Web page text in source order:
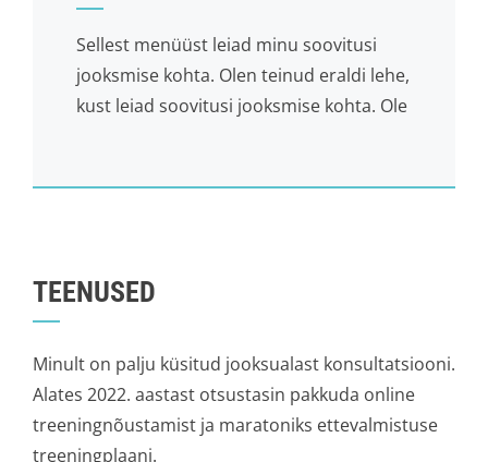
Sellest menüüst leiad minu soovitusi
jooksmise kohta. Olen teinud eraldi lehe,
kust leiad soovitusi jooksmise kohta. Ole
TEENUSED
Minult on palju küsitud jooksualast konsultatsiooni.
Alates 2022. aastast otsustasin pakkuda online
treeningnõustamist ja maratoniks ettevalmistuse
treeningplaani.